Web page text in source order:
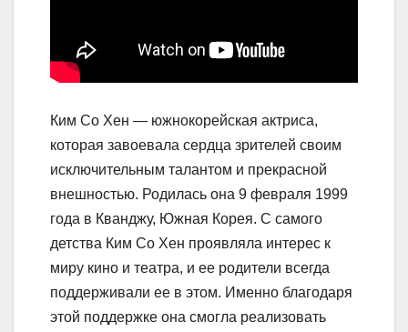
Ким Со Хен — южнокорейская актриса,
которая завоевала сердца зрителей своим
исключительным талантом и прекрасной
внешностью. Родилась она 9 февраля 1999
года в Кванджу, Южная Корея. С самого
детства Ким Со Хен проявляла интерес к
миру кино и театра, и ее родители всегда
поддерживали ее в этом. Именно благодаря
этой поддержке она смогла реализовать